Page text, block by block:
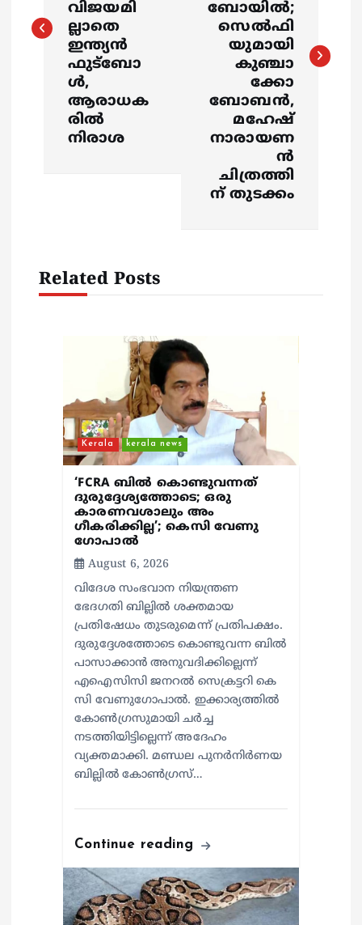
t
t
വിജയമി
ല്ലാതെ
ഇന്ത്യന്‍
ഫുട്‌ബോ
ള്‍,
ആരാധക
രില്‍
നിരാശ
ബോയില്‍;
സെൽഫി
യുമായി
കുഞ്ചാ
ക്കോ
ബോബൻ,
മഹേഷ്
നാരായണ
ൻ
ചിത്രത്തി
ന് തുടക്കം
Related Posts
Kerala kerala news
‘FCRA ബിൽ കൊണ്ടുവന്നത്
ദുരുദ്ദേശ്യത്തോടെ; ഒരു
കാരണവശാലും അം​
ഗീകരിക്കില്ല’; കെസി വേണു​
ഗോപാൽ
August 6, 2026
വിദേശ സംഭവാന നിയന്ത്രണ
ഭേദഗതി ബില്ലിൽ ശക്തമായ
പ്രതിഷേധം തുടരുമെന്ന് പ്രതിപക്ഷം.
ദുരുദ്ദേശത്തോടെ കൊണ്ടുവന്ന ബിൽ
പാസാക്കാൻ അനുവദിക്കില്ലെന്ന്
എഐസിസി ജനറൽ സെക്രട്ടറി കെ
സി വേണുഗോപാൽ. ഇക്കാര്യത്തിൽ
കോൺഗ്രസുമായി ചർച്ച
നടത്തിയിട്ടില്ലെന്ന് അദേഹം
വ്യക്തമാക്കി. മണ്ഡല പുനർനിർണയ
ബില്ലിൽ കോൺഗ്രസ്…
Continue reading